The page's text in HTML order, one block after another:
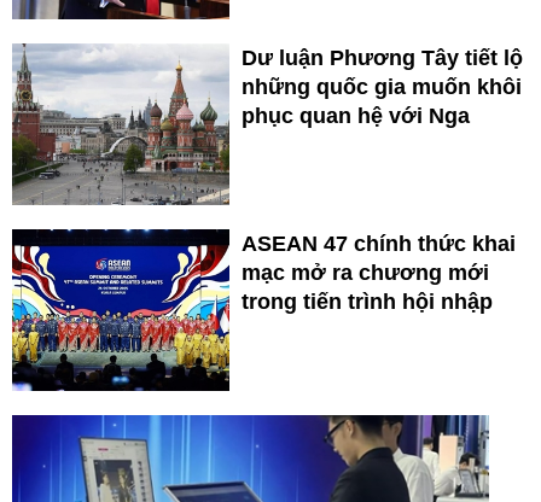
Dư luận Phương Tây tiết lộ
những quốc gia muốn khôi
phục quan hệ với Nga
ASEAN 47 chính thức khai
mạc mở ra chương mới
trong tiến trình hội nhập